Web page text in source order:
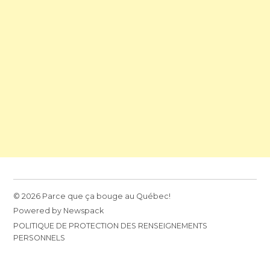
© 2026 Parce que ça bouge au Québec!
Powered by Newspack
POLITIQUE DE PROTECTION DES RENSEIGNEMENTS
PERSONNELS